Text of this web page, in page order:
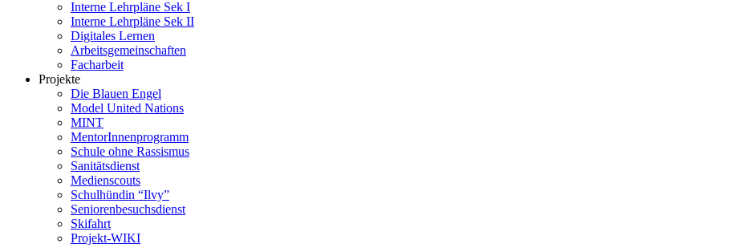
Interne Lehrpläne Sek I
Interne Lehrpläne Sek II
Digitales Lernen
Arbeitsgemeinschaften
Facharbeit
Projekte
Die Blauen Engel
Model United Nations
MINT
MentorInnenprogramm
Schule ohne Rassismus
Sanitätsdienst
Medienscouts
Schulhündin “Ilvy”
Seniorenbesuchsdienst
Skifahrt
Projekt-WIKI